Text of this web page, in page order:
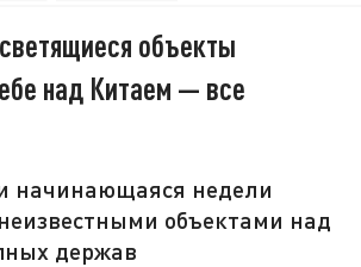
объекты
над Китаем — все
начинающаяся недели
объектами над
держав